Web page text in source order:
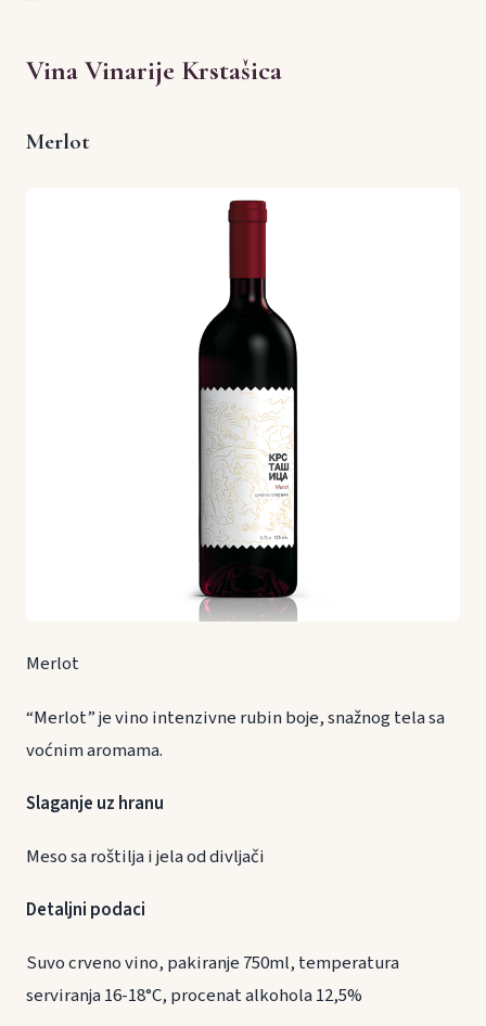
Vina Vinarije Krstašica
Merlot
Merlot
“Merlot” je vino intenzivne rubin boje, snažnog tela sa
voćnim aromama.
Slaganje uz hranu
Meso sa roštilja i jela od divljači
Detaljni podaci
Suvo crveno vino, pakiranje 750ml, temperatura
serviranja 16-18°C, procenat alkohola 12,5%